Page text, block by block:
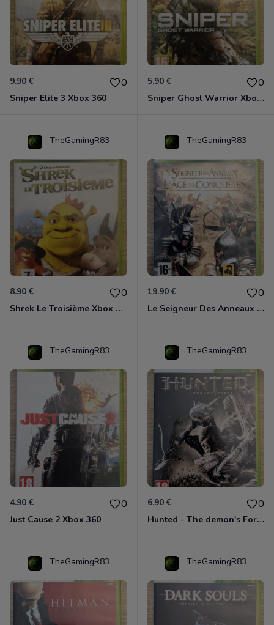
9.90 € 0
Sniper Elite 3 Xbox 360
5.90 € 0
Sniper Ghost Warrior Xbox 360
TheGamingR83
8.90 € 0
Shrek Le Troisième Xbox 360
TheGamingR83
19.90 € 0
Le Seigneur Des Anneaux - L'âge Des Conquêtes Xbox 360
TheGamingR83
4.90 € 0
Just Cause 2 Xbox 360
TheGamingR83
6.90 € 0
Hunted - The demon's Forge Xbox 360 (Complet CIB)
TheGamingR83 TheGamingR83